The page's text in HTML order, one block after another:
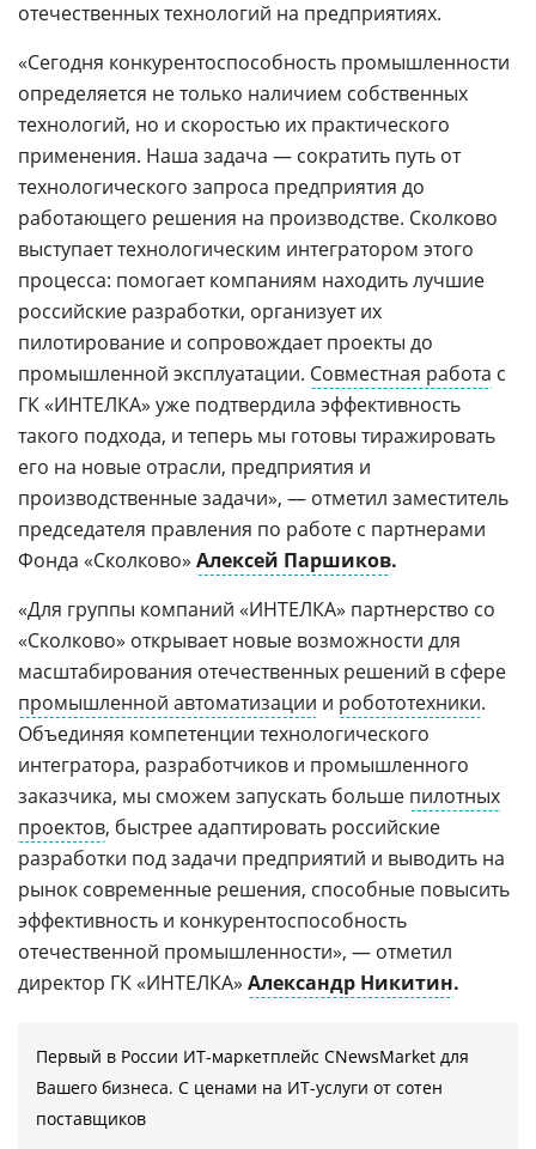
отечественных технологий на предприятиях.
«Сегодня конкурентоспособность промышленности
определяется не только наличием собственных
технологий, но и скоростью их практического
применения. Наша задача — сократить путь от
технологического запроса предприятия до
работающего решения на производстве. Сколково
выступает технологическим интегратором этого
процесса: помогает компаниям находить лучшие
российские разработки, организует их
пилотирование и сопровождает проекты до
промышленной эксплуатации. Совместная работа с
ГК «ИНТЕЛКА» уже подтвердила эффективность
такого подхода, и теперь мы готовы тиражировать
его на новые отрасли, предприятия и
производственные задачи», — отметил заместитель
председателя правления по работе с партнерами
Фонда «Сколково» Алексей Паршиков.
«Для группы компаний «ИНТЕЛКА» партнерство со
«Сколково» открывает новые возможности для
масштабирования отечественных решений в сфере
промышленной автоматизации и робототехники.
Объединяя компетенции технологического
интегратора, разработчиков и промышленного
заказчика, мы сможем запускать больше пилотных
проектов, быстрее адаптировать российские
разработки под задачи предприятий и выводить на
рынок современные решения, способные повысить
эффективность и конкурентоспособность
отечественной промышленности», — отметил
директор ГК «ИНТЕЛКА» Александр Никитин.
Первый в России ИТ-маркетплейс CNewsMarket для
Вашего бизнеса. С ценами на ИТ-услуги от сотен
поставщиков